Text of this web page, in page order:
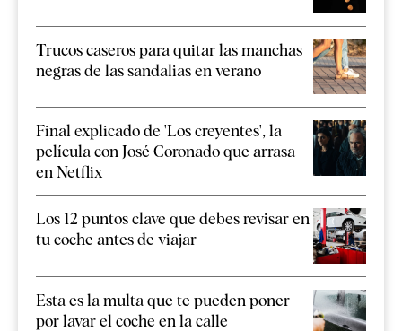
Trucos caseros para quitar las manchas
negras de las sandalias en verano
Final explicado de 'Los creyentes', la
película con José Coronado que arrasa
en Netflix
Los 12 puntos clave que debes revisar en
tu coche antes de viajar
Esta es la multa que te pueden poner
por lavar el coche en la calle